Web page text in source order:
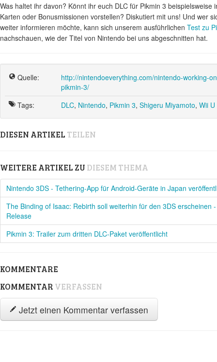
Was haltet ihr davon? Könnt ihr euch DLC für Pikmin 3 beispielsweise
Karten oder Bonusmissionen vorstellen? Diskutiert mit uns! Und wer
weiter informieren möchte, kann sich unserem ausführlichen Test zu
nachschauen, wie der Titel von Nintendo bei uns abgeschnitten hat.
Quelle:
http://nintendoeverything.com/nintendo-working-
pikmin-3/
Tags:
DLC, Nintendo, Pikmin 3, Shigeru Miyamoto, Wii U
DIESEN ARTIKEL TEILEN
WEITERE ARTIKEL ZU DIESEM THEMA
Nintendo 3DS - Tethering-App für Android-Geräte in Japan
The Binding of Isaac: Rebirth soll weiterhin für den 3DS erscheinen
Release
Pikmin 3: Trailer zum dritten DLC-Paket veröffentlicht
KOMMENTARE
KOMMENTAR VERFASSEN
Jetzt einen Kommentar verfassen